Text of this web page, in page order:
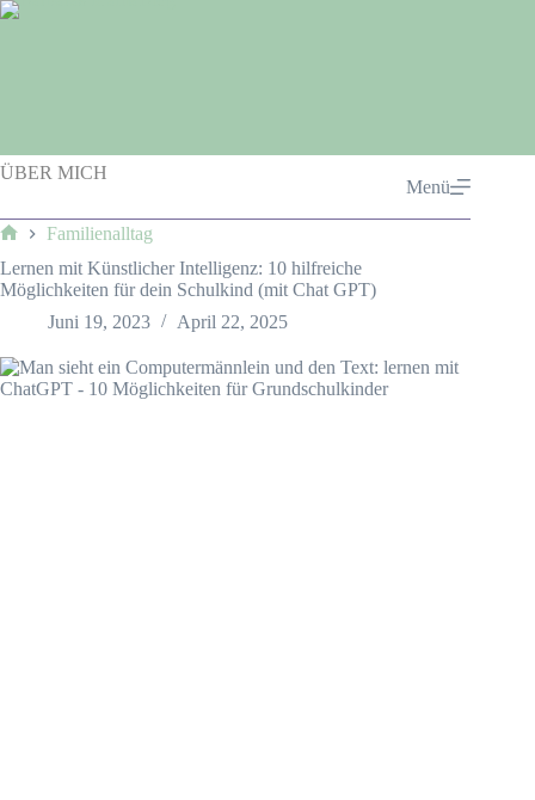
Zum
ÜBER MICH
Menü
Familienalltag
Lernen mit Künstlicher Intelligenz: 10 hilfreiche
Möglichkeiten für dein Schulkind (mit Chat GPT)
Juni 19, 2023
April 22, 2025